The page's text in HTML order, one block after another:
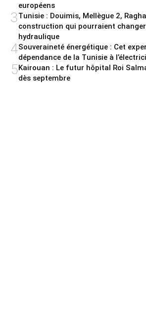
européens
3Tunisie : Douimis, Mellègue 2,
construction qui pourraient
hydraulique
4Souveraineté énergétique : Cet
dépendance de la Tunisie à
5Kairouan : Le futur hôpital Roi
dès septembre